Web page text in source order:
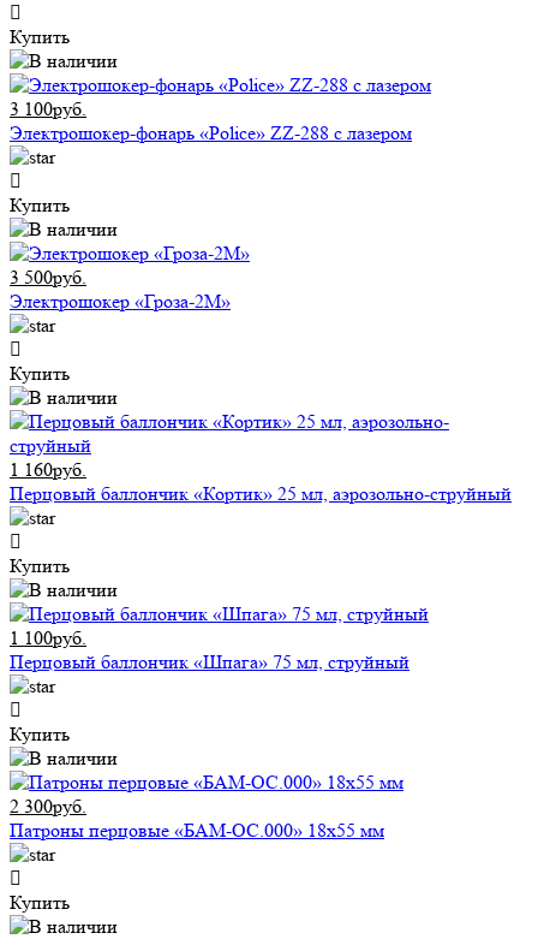
Купить
3 100руб.
Электрошокер-фонарь «Police» ZZ-288 с лазером
Купить
3 500руб.
Электрошокер «Гроза-2М»
Купить
1 160руб.
Перцовый баллончик «Кортик» 25 мл, аэрозольно-струйный
Купить
1 100руб.
Перцовый баллончик «Шпага» 75 мл, струйный
Купить
2 300руб.
Патроны перцовые «БАМ-ОС.000» 18х55 мм
Купить